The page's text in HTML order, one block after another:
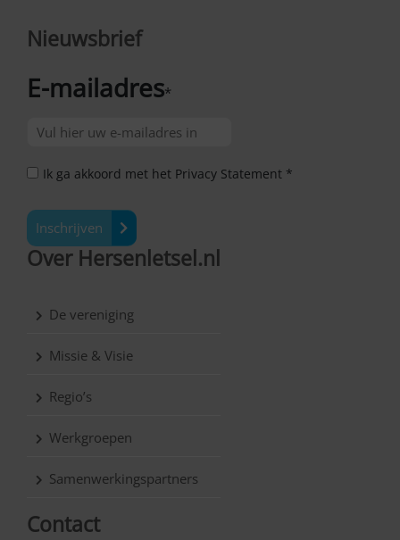
Nieuwsbrief
E-mailadres*
Ik ga akkoord met het Privacy Statement *
Inschrijven
Over Hersenletsel.nl
De vereniging
Missie & Visie
Regio’s
Werkgroepen
Samenwerkingspartners
Contact